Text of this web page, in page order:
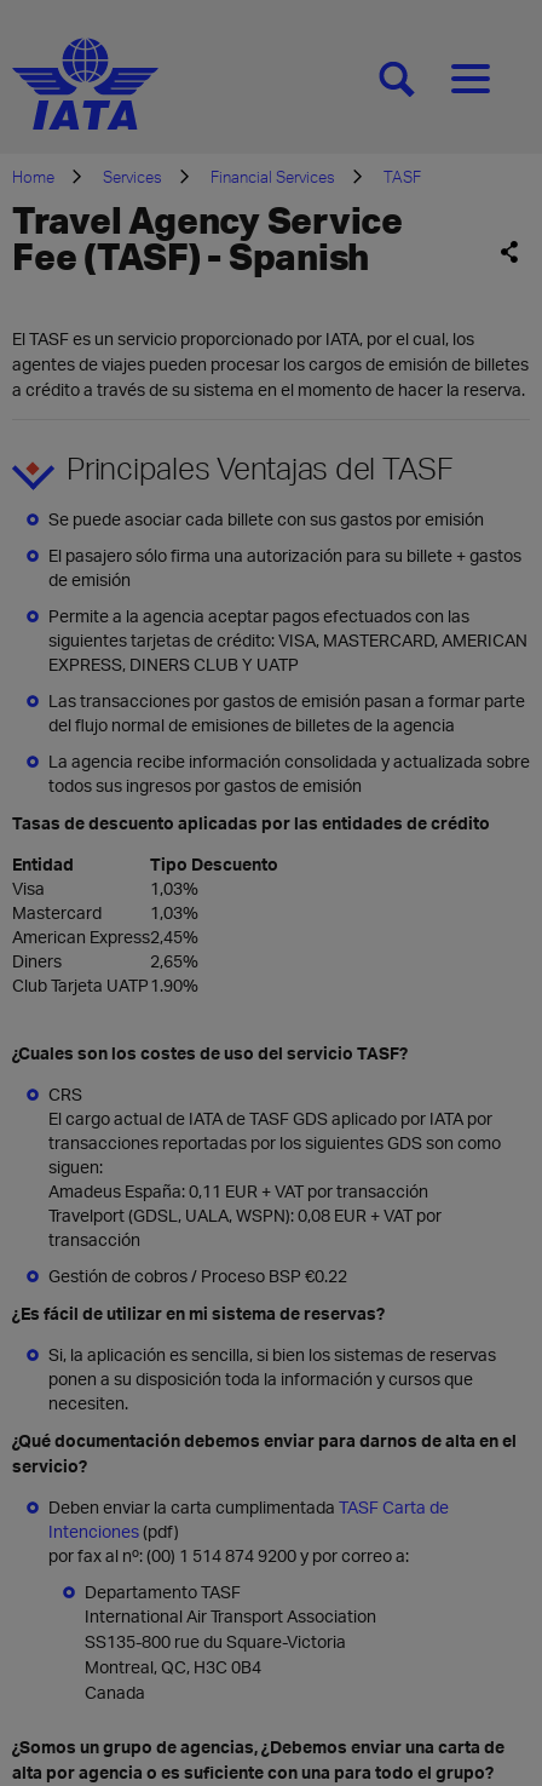
[SEARCH][MENU]
Home Services Financial Services TASF
Travel Agency Service
Fee (TASF) - Spanish
El TASF es un servicio proporcionado por IATA, por el cual, los
agentes de viajes pueden procesar los cargos de emisión de billetes
a crédito a través de su sistema en el momento de hacer la reserva.
Principales Ventajas del TASF
Se puede asociar cada billete con sus gastos por emisión
El pasajero sólo firma una autorización para su billete + gastos
de emisión
Permite a la agencia aceptar pagos efectuados con las
siguientes tarjetas de crédito: VISA, MASTERCARD, AMERICAN
EXPRESS, DINERS CLUB Y UATP
Las transacciones por gastos de emisión pasan a formar parte
del flujo normal de emisiones de billetes de la agencia
La agencia recibe información consolidada y actualizada sobre
todos sus ingresos por gastos de emisión
Tasas de descuento aplicadas por las entidades de crédito
Entidad
Visa
Mastercard
American Express
Diners
Club Tarjeta UATP
Tipo Descuento
1,03%
1,03%
2,45%
2,65%
1.90%
¿Cuales son los costes de uso del servicio TASF?
​CRS
El cargo actual de IATA de TASF GDS aplicado por IATA por
transacciones reportadas por los siguientes GDS son como
siguen:
Amadeus España: 0,11 EUR + VAT por transacción
Travelport (GDSL, UALA, WSPN): 0,08 EUR + VAT por
transacción​
Gestión de cobros / Proceso BSP €0.22
¿Es fácil de utilizar en mi sistema de reservas?
Si, la aplicación es sencilla, si bien los sistemas de reservas
ponen a su disposición toda la información y cursos que
necesiten.
¿Qué documentación debemos enviar para darnos de alta en el
servicio?
Deben enviar la carta cumplimentada TASF Carta de
Intenciones(pdf)
por fax al nº: (00) 1 514 874 9200y por correo a:
Departamento TASF
International Air Transport Association
SS135-800 rue du Square-Victoria
Montreal, QC, H3C 0B4
Canada
¿Somos un grupo de agencias, ¿Debemos enviar una carta de
alta por agencia o es suficiente con una para todo el grupo?